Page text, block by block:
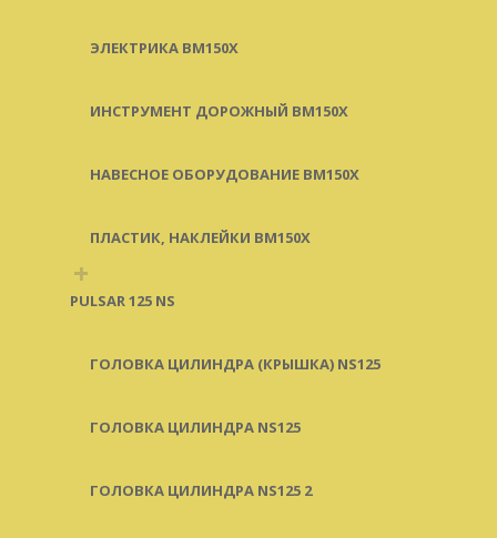
ЭЛЕКТРИКА BM150X
ИНСТРУМЕНТ ДОРОЖНЫЙ BM150X
НАВЕСНОЕ ОБОРУДОВАНИЕ BM150X
ПЛАСТИК, НАКЛЕЙКИ BM150X
+
PULSAR 125 NS
ГОЛОВКА ЦИЛИНДРА (КРЫШКА) NS125
ГОЛОВКА ЦИЛИНДРА NS125
ГОЛОВКА ЦИЛИНДРА NS125 2